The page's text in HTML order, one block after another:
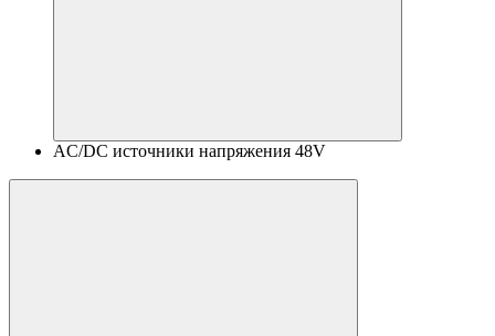
AC/DC источники напряжения 48V